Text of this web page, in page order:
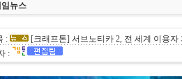
뉴스
:
[크래프톤] 서브노티카 2, 전 세계 이용자
: